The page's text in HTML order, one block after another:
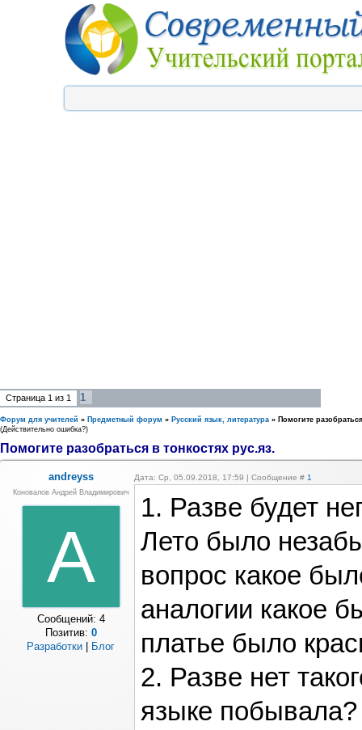
Страница 1 из 1 1
Форум для учителей » Предметный форум » Русский язык, литература » Помогите
(Действительно ошибка?)
Помогите разобраться в тонкостях рус.яз.
andreyss Дата: Ср, 05.09.2018, 17:59 | Сообщение # 1
Коновалов Андрей Владимирович
A
Сообщений: 4
Позитив: 0
Разработки
Блог
1. Разве будет
Лето было
вопрос какое
аналогии какое
платье было
2. Разве нет
языке побывала?